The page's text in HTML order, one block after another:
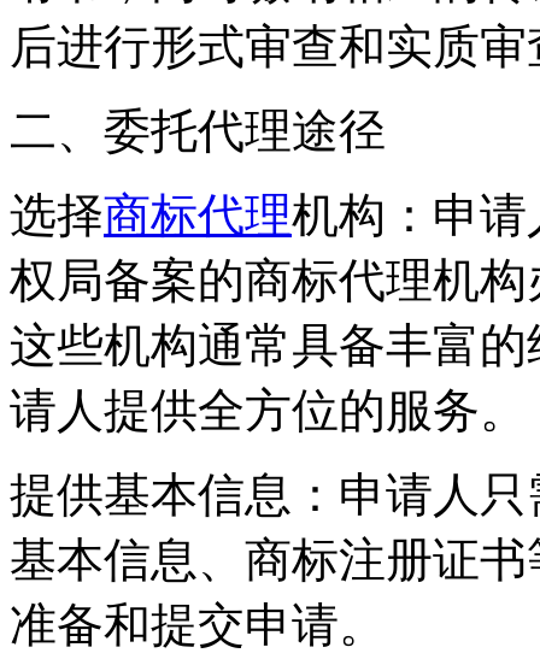
后进行形式审查和实质审
二、委托代理途径
‌选择商标代理机构‌：申
权局备案的商标代理机
这些机构通常具备丰富
请人提供全方位的服务。
提供基本信息‌：申请人
基本信息、商标注册证
准备和提交申请。